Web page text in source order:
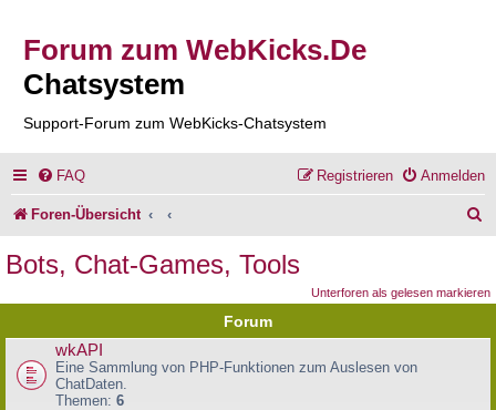
Forum zum WebKicks.De
Chatsystem
Support-Forum zum WebKicks-Chatsystem
FAQ Anmelden
Registrieren
Foren-Übersicht
e
Bots, Chat-Games, Tools
Unterforen als gelesen markieren
Forum
wkAPI
Eine Sammlung von PHP-Funktionen zum Auslesen von
ChatDaten.
Themen: 6